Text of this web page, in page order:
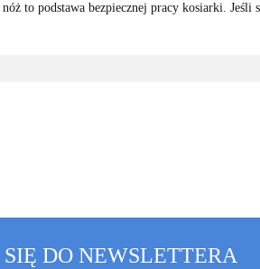
to podstawa bezpiecznej pracy kosiarki.
DO NEWSLETTERA